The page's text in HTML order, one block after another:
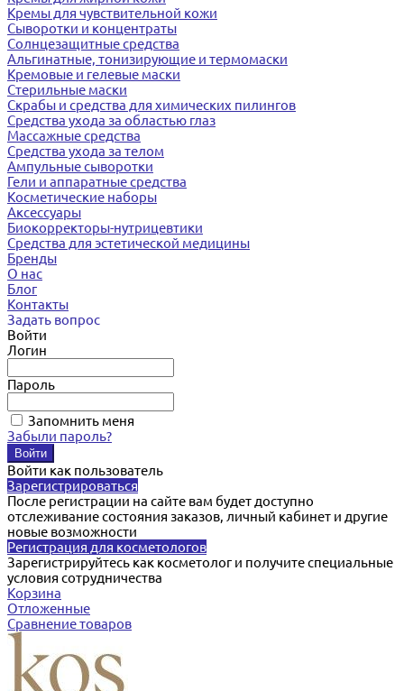
Кремы для чувствительной кожи
Сыворотки и концентраты
Солнцезащитные средства
Альгинатные, тонизирующие и термомаски
Кремовые и гелевые маски
Стерильные маски
Скрабы и средства для химических пилингов
Средства ухода за областью глаз
Массажные средства
Средства ухода за телом
Ампульные сыворотки
Гели и аппаратные средства
Косметические наборы
Аксессуары
Биокорректоры-нутрицевтики
Средства для эстетической медицины
Бренды
О нас
Блог
Контакты
Задать вопрос
Войти
Логин
Пароль
Запомнить меня
Забыли пароль?
Войти как пользователь
Зарегистрироваться
После регистрации на сайте вам будет доступно
отслеживание состояния заказов, личный кабинет и другие
новые возможности
Регистрация для косметологов
Зарегистрируйтесь как косметолог и получите специальные
условия сотрудничества
Корзина
Отложенные
Сравнение товаров